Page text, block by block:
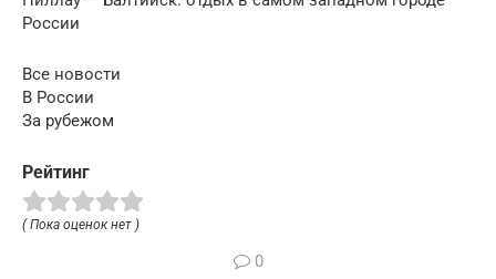
России
Все новости
В России
За рубежом
Рейтинг
( Пока оценок нет )
0